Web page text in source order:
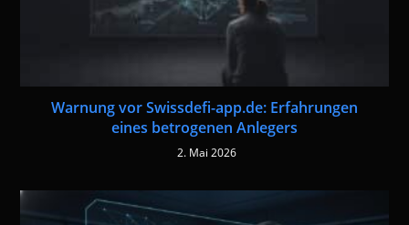
Warnung vor Swissdefi-app.de: Erfahrungen
eines betrogenen Anlegers
2. Mai 2026